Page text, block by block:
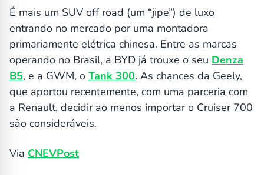
É mais um SUV off road (um “jipe”) de luxo
entrando no mercado por uma montadora
primariamente elétrica chinesa. Entre as marcas
operando no Brasil, a BYD já trouxe o seu Denza
B5, e a GWM, o Tank 300. As chances da Geely,
que aportou recentemente, com uma parceria com
a Renault, decidir ao menos importar o Cruiser 700
são consideráveis.
Via CNEVPost